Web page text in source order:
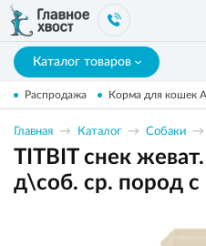
Каталог товаров
Распродажа Корма для кошек
Главная Каталог Собаки
TITBIT снек
д\соб. ср. пород с